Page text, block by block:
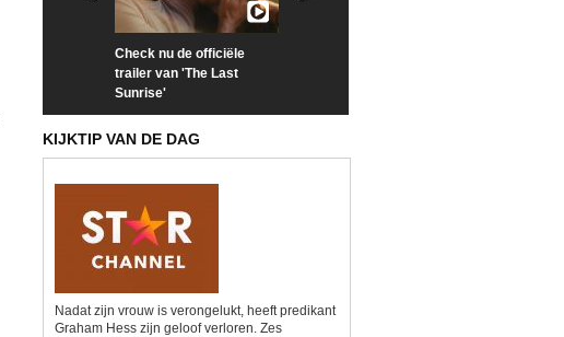
Check nu de officiële
trailer van 'The Last
Sunrise'
KIJKTIP VAN DE DAG
Nadat zijn vrouw is verongelukt, heeft predikant
Graham Hess zijn geloof verloren. Zes